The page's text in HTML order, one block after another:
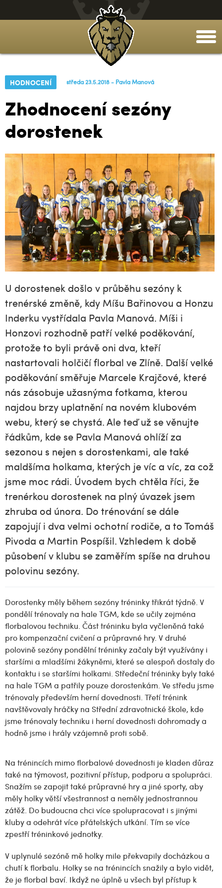
HODNOCENÍ středa 23.5.2018 - Pavla Manová
Zhodnocení sezóny
dorostenek
U dorostenek došlo v průběhu sezóny k
trenérské změně, kdy Míšu Bařinovou a Honzu
Inderku vystřídala Pavla Manová. Míši i
Honzovi rozhodně patří velké poděkování,
protože to byli právě oni dva, kteří
nastartovali holčičí florbal ve Zlíně. Další velké
poděkování směřuje Marcele Krajčové, které
nás zásobuje užasnýma fotkama, kterou
najdou brzy uplatnění na novém klubovém
webu, který se chystá. Ale teď už se věnujte
řádkům, kde se Pavla Manová ohlíží za
sezonou s nejen s dorostenkami, ale také
maldšíma holkama, kterých je víc a víc, za což
jsme moc rádi. Úvodem bych chtěla říci, že
trenérkou dorostenek na plný úvazek jsem
zhruba od února. Do trénování se dále
zapojují i dva velmi ochotní rodiče, a to Tomáš
Pivoda a Martin Pospíšil. Vzhledem k době
působení v klubu se zaměřím spíše na druhou
polovinu sezóny.
Dorostenky měly během sezóny tréninky třikrát týdně. V
pondělí trénovaly na hale TGM, kde se učily zejména
florbalovou techniku. Část tréninku byla vyčleněná také
pro kompenzační cvičení a průpravné hry. V druhé
polovině sezóny pondělní tréninky začaly být využívány i
staršími a mladšími žákyněmi, které se alespoň dostaly do
kontaktu i se staršími holkami. Středeční tréninky byly také
na hale TGM a patřily pouze dorostenkám. Ve středu jsme
trénovaly především herní dovednosti. Třetí trénink
navštěvovaly hráčky na Střední zdravotnické škole, kde
jsme trénovaly techniku i herní dovednosti dohromady a
hodně jsme i hrály vzájemně proti sobě.
Na trénincích mimo florbalové dovednosti je kladen důraz
také na týmovost, pozitivní přístup, podporu a spolupráci.
Snažím se zapojit také průpravné hry a jiné sporty, aby
měly holky větší všestrannost a neměly jednostrannou
zátěž. Do budoucna chci více spolupracovat i s jinými
kluby a odehrát více přátelských utkání. Tím se více
zpestří tréninkové jednotky.
V uplynulé sezóně mě holky mile překvapily docházkou a
chutí k florbalu. Holky se na trénincích snažily a bylo vidět,
že je florbal baví. Ikdyž ne úplně u všech byl přístup k